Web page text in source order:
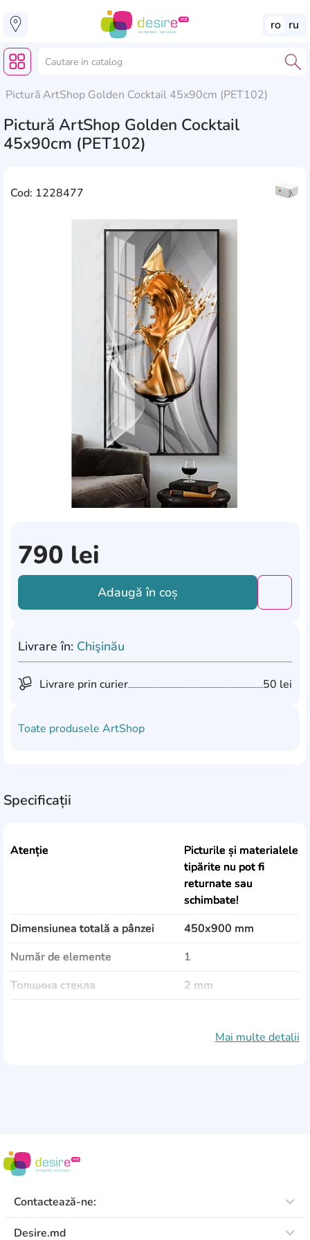
ro ru
Pictură ArtShop Golden Cocktail 45x90cm (PET102)
Pictură ArtShop Golden Cocktail
45x90cm (PET102)
Cod: 1228477
790 lei
Adaugă în coș
Livrare în: Chişinău
Livrare prin curier 50 lei
Toate produsele ArtShop
Specificații
Atenție
Picturile și materialele
tipărite nu pot fi
returnate sau
schimbate!
Dimensiunea totală a pânzei
450x900 mm
Număr de elemente
1
Толщина стекла
2 mm
Altele
Mai multe detalii
Contactează-ne:
Desire.md